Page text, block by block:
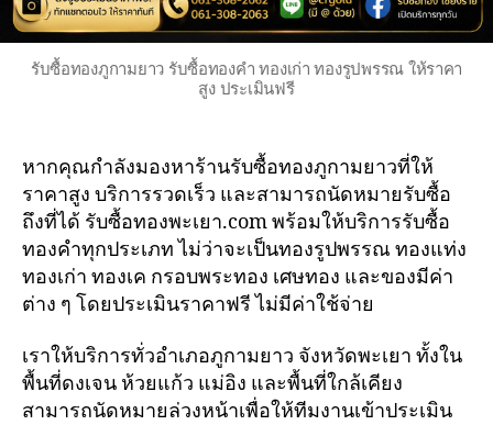
รับซื้อทองภูกามยาว รับซื้อทองคำ ทองเก่า ทองรูปพรรณ ให้ราคา
สูง ประเมินฟรี
หากคุณกำลังมองหาร้านรับซื้อทองภูกามยาวที่ให้
ราคาสูง บริการรวดเร็ว และสามารถนัดหมายรับซื้อ
ถึงที่ได้ รับซื้อทองพะเยา.com พร้อมให้บริการรับซื้อ
ทองคำทุกประเภท ไม่ว่าจะเป็นทองรูปพรรณ ทองแท่ง
ทองเก่า ทองเค กรอบพระทอง เศษทอง และของมีค่า
ต่าง ๆ โดยประเมินราคาฟรี ไม่มีค่าใช้จ่าย
เราให้บริการทั่วอำเภอภูกามยาว จังหวัดพะเยา ทั้งใน
พื้นที่ดงเจน ห้วยแก้ว แม่อิง และพื้นที่ใกล้เคียง
สามารถนัดหมายล่วงหน้าเพื่อให้ทีมงานเข้าประเมิน